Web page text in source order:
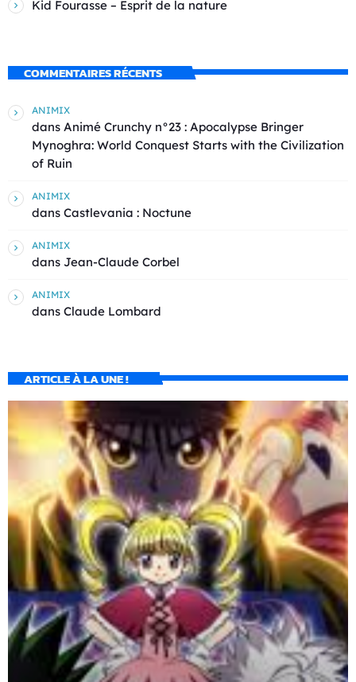
Kid Fourasse – Esprit de la nature
COMMENTAIRES RÉCENTS
ANIMIX
dans Animé Crunchy n°23 : Apocalypse Bringer
Mynoghra: World Conquest Starts with the Civilization
of Ruin
ANIMIX
dans Castlevania : Noctune
ANIMIX
dans Jean-Claude Corbel
ANIMIX
dans Claude Lombard
ARTICLE À LA UNE !